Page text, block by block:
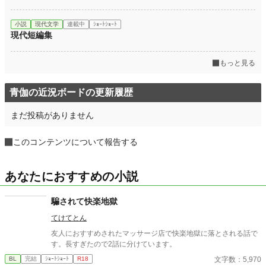
小説 現代文学 連載中 ｼｮｰﾄｼｮｰﾄ
現代短編集
もっと見る
青伽の近況ボードの更新履歴
まだ投稿がありません
このコンテンツについて報告する
あなたにおすすめの小説
騙されて快楽地獄
てけてとん
友人におすすめされたマッサージ店で快楽地獄に落とされる話で
す。長すぎたので2話に分けています。
BL 完結 ｼｮｰﾄｼｮｰﾄ R18 文字数：5,970